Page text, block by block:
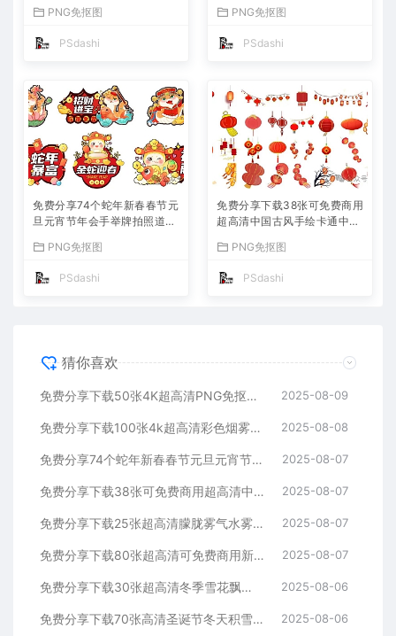
全宠物动物狸花山猫喵星人绿
PNG免抠图
PSdashi
烟气免扣背景PS大师网平面
PNG免抠图
PSdashi
免费分享74个蛇年新春春节元
旦元宵节年会手举牌拍照道具
师网KT板派对手持集市氛围
装饰开门红聚会跨年
PNG免抠图
PSdashi
免费分享下载38张可免费商用
超高清中国古风手绘卡通中式
免抠扣图片素材春节元宵节P
S大师网海报设计模板
PNG免抠图
PSdashi
猜你喜欢
免费分享下载50张4K超高清PNG免抠可爱猫咪猫猫图片素材图案库店广告宣传设计师大全宠物动物狸花山猫喵星人绿幕绘画头像PS大师网 2025-08-09
免费分享下载100张4k超高清彩色烟雾消散PNG免抠图海报模板可免费商用透明图片元素烟气免扣背景PS大师网平面设计素材库特效大全 2025-08-08
免费分享74个蛇年新春春节元旦元宵节年会手举牌拍照道具模板PSD设计宣传素材PS大师网KT板派对手持集市氛围装饰开门红聚会跨年 2025-08-07
免费分享下载38张可免费商用超高清中国古风手绘卡通中式元素传统复古红灯笼装饰PNG免抠扣图片素材春节元宵节PS大师网海报设计模板 2025-08-07
免费分享下载25张超高清朦胧雾气水雾白色云雾光影叠层溶图PS摄影后期效果图片素材海报宣传模板公司朋友圈平面设计PNG写真特效场景 2025-08-07
免费分享下载80张超高清可免费商用新年春节元旦快乐艺术字体PNG免扣抠图片素材恭贺新春毛笔字体中国风元素海报背景贴纸图片设计模板 2025-08-07
免费分享下载30张超高清冬季雪花飘落PNG免抠图片素材圣诞节春节特效后期合成叠加免扣冬日雪景海报透明PS大师网站大雪宣传设计模板 2025-08-06
免费分享下载70张高清圣诞节冬天积雪冰雪堆柱框块地冰霜边框动画卡通PNG免抠图片透明素材库海报模板宣传页设计插画绘画PS大师网 2025-08-06